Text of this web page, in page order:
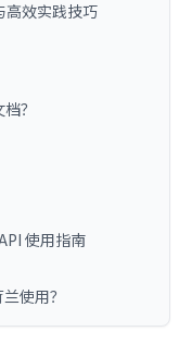
高效实践技巧
？
使用指南
使用？